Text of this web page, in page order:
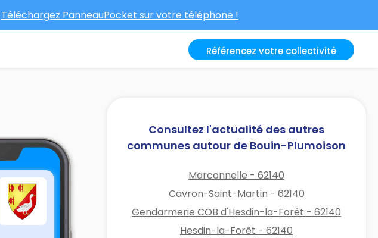
Téléchargez PanneauPocket sur votre téléphone !
Référencez votre collectivité
Consultez l'actualité des autres
communes autour de Bouin-Plumoison
Marconnelle - 62140
Cavron-Saint-Martin - 62140
Gendarmerie COB d'Hesdin-la-Forêt - 62140
Hesdin-la-Forêt - 62140